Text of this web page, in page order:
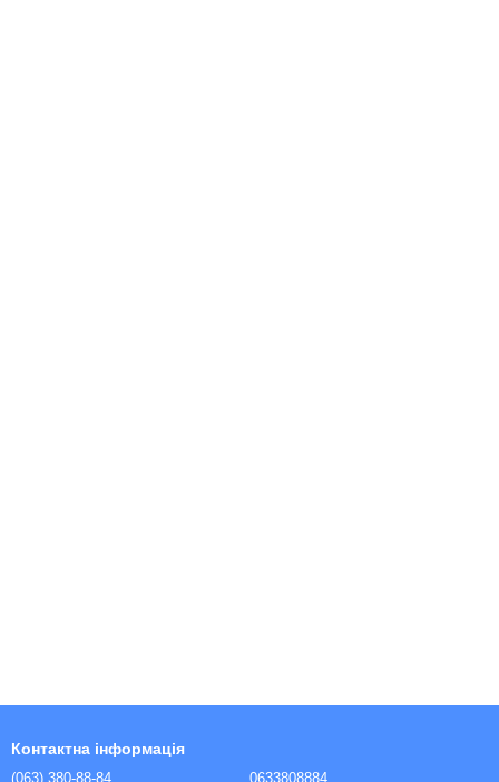
Контактна інформація
(063) 380-88-84 0633808884